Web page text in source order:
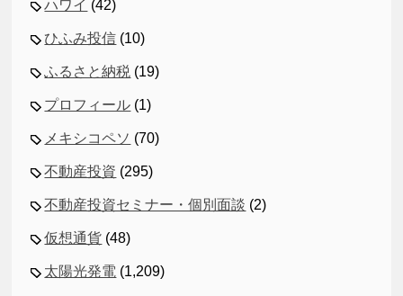
ハワイ (42)
ひふみ投信 (10)
ふるさと納税 (19)
プロフィール (1)
メキシコペソ (70)
不動産投資 (295)
不動産投資セミナー・個別面談 (2)
仮想通貨 (48)
太陽光発電 (1,209)